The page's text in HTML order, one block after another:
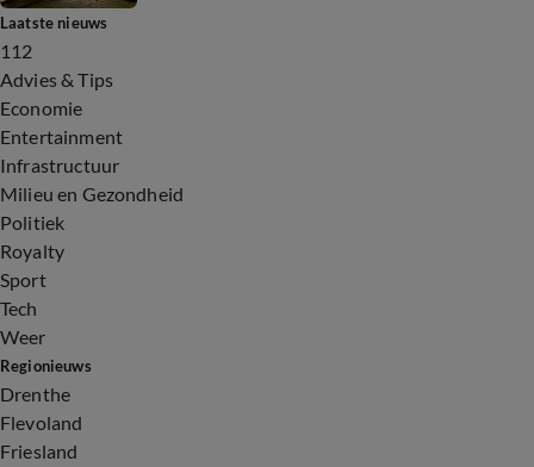
Laatste nieuws
112
Advies & Tips
Economie
Entertainment
Infrastructuur
Milieu en Gezondheid
Politiek
Royalty
Sport
Tech
Weer
Regionieuws
Drenthe
Flevoland
Friesland